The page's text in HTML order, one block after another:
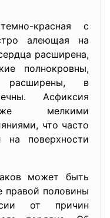
красная с
алеющая на
расширена,
полнокровны,
расширены, в
Асфиксия
мелкими
что часто
поверхности
может быть
правой половины
от причин